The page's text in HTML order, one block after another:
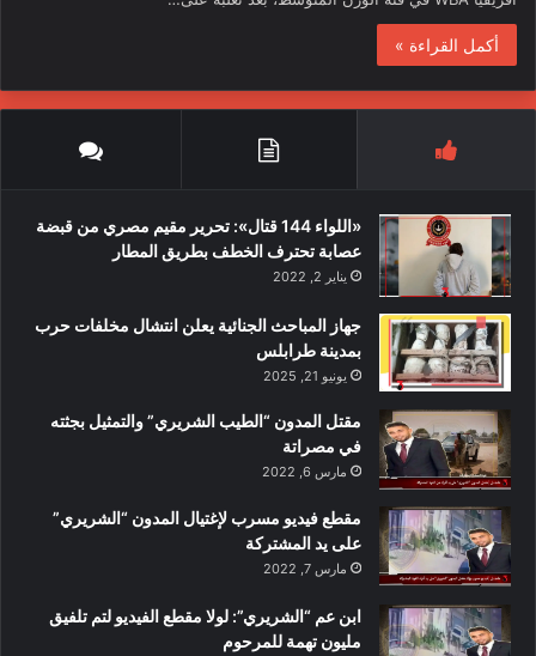
أكمل القراءة »
«اللواء 144 قتال»: تحرير مقيم مصري من قبضة
عصابة تحترف الخطف بطريق المطار
يناير 2, 2022
جهاز المباحث الجنائية يعلن انتشال مخلفات حرب
بمدينة طرابلس
يونيو 21, 2025
مقتل المدون “الطيب الشريري” والتمثيل بجثته
في مصراتة
مارس 6, 2022
مقطع فيديو مسرب لإغتيال المدون “الشريري”
على يد المشتركة
مارس 7, 2022
ابن عم “الشريري”: لولا مقطع الفيديو لتم تلفيق
مليون تهمة للمرحوم